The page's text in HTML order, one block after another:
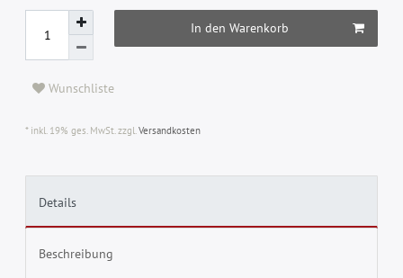
In den Warenkorb
Wunschliste
* inkl. 19% ges. MwSt. zzgl.Versandkosten
Details
Beschreibung